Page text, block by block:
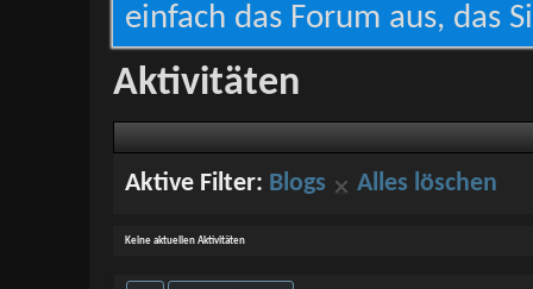
einfach das Forum aus, das
Aktivitäten
Aktive Filter: Blogs Alles löschen
Keine aktuellen Aktivitäten